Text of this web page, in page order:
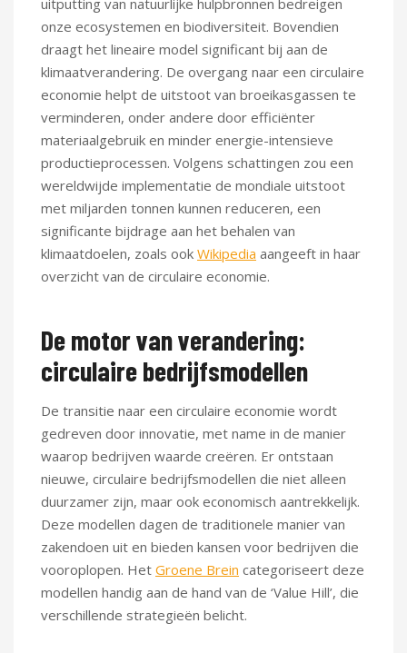
uitputting van natuurlijke hulpbronnen bedreigen
onze ecosystemen en biodiversiteit. Bovendien
draagt het lineaire model significant bij aan de
klimaatverandering. De overgang naar een circulaire
economie helpt de uitstoot van broeikasgassen te
verminderen, onder andere door efficiënter
materiaalgebruik en minder energie-intensieve
productieprocessen. Volgens schattingen zou een
wereldwijde implementatie de mondiale uitstoot
met miljarden tonnen kunnen reduceren, een
significante bijdrage aan het behalen van
klimaatdoelen, zoals ook Wikipedia aangeeft in haar
overzicht van de circulaire economie.
De motor van verandering:
circulaire bedrijfsmodellen
De transitie naar een circulaire economie wordt
gedreven door innovatie, met name in de manier
waarop bedrijven waarde creëren. Er ontstaan
nieuwe, circulaire bedrijfsmodellen die niet alleen
duurzamer zijn, maar ook economisch aantrekkelijk.
Deze modellen dagen de traditionele manier van
zakendoen uit en bieden kansen voor bedrijven die
vooroplopen. Het Groene Brein categoriseert deze
modellen handig aan de hand van de ‘Value Hill’, die
verschillende strategieën belicht.